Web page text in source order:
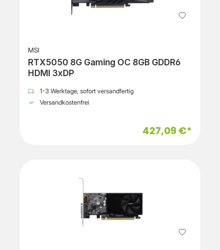
MSI
RTX5050 8G Gaming OC 8GB GDDR6
HDMI 3xDP
1-3 Werktage, sofort versandfertig
Versandkostenfrei
427,09 €*